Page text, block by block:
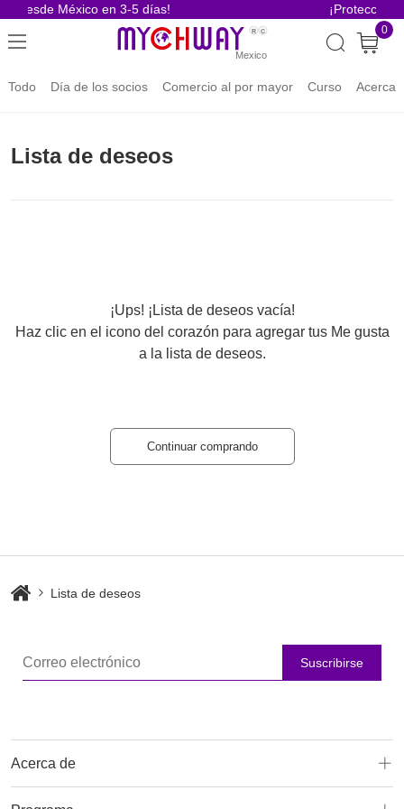
desde México en 3-5 días! ¡Protección
0
Todo Día de los socios Comercio al por mayor Curso Acerca
Lista de deseos
¡Ups! ¡Lista de deseos vacía!
Haz clic en el icono del corazón para agregar tus Me gusta
a la lista de deseos.
Continuar comprando
Lista de deseos
Suscribirse
Acerca de